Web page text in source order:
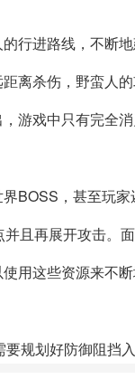
行进路线，不断
离杀伤，野蛮人
戏中只有完全
BOSS，甚至玩
且再展开攻击。
这些资源来不
规划好防御阻挡